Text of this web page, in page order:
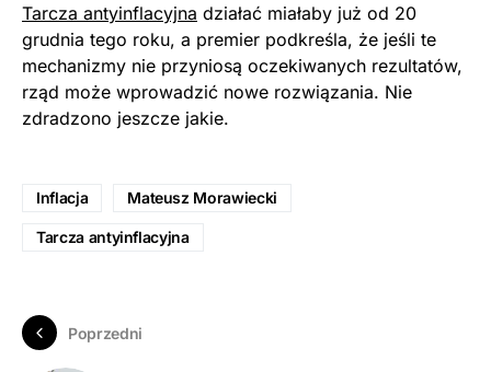
Tarcza antyinflacyjna działać miałaby już od 20
grudnia tego roku, a premier podkreśla, że jeśli te
mechanizmy nie przyniosą oczekiwanych rezultatów,
rząd może wprowadzić nowe rozwiązania. Nie
zdradzono jeszcze jakie.
Inflacja Mateusz Morawiecki
Tarcza antyinflacyjna
Poprzedni